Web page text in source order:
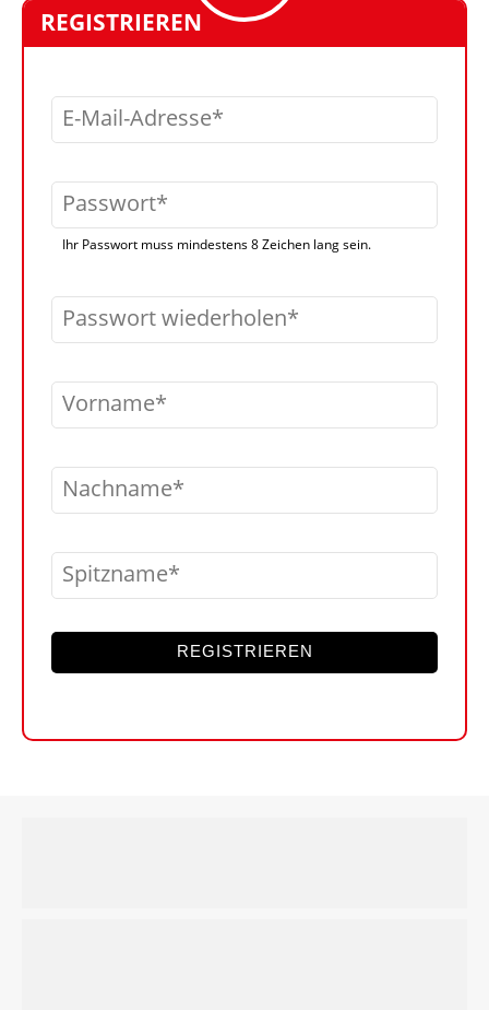
REGISTRIEREN
E-Mail-Adresse
Passwort
Ihr Passwort muss mindestens 8 Zeichen lang sein.
Passwort wiederholen
Vorname
Nachname
Spitzname
REGISTRIEREN